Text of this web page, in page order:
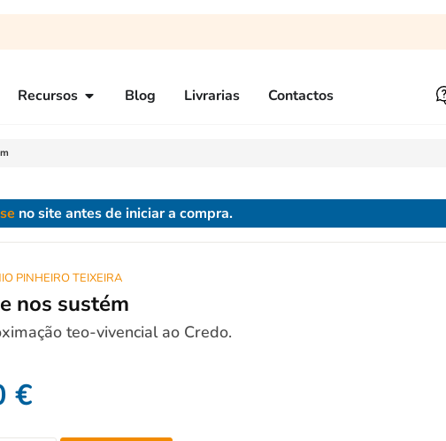
Recursos Blog Livrarias Contactos
no site antes de iniciar a compra.
PINHEIRO TEIXEIRA
nos sustém
teo-vivencial ao Credo.
€